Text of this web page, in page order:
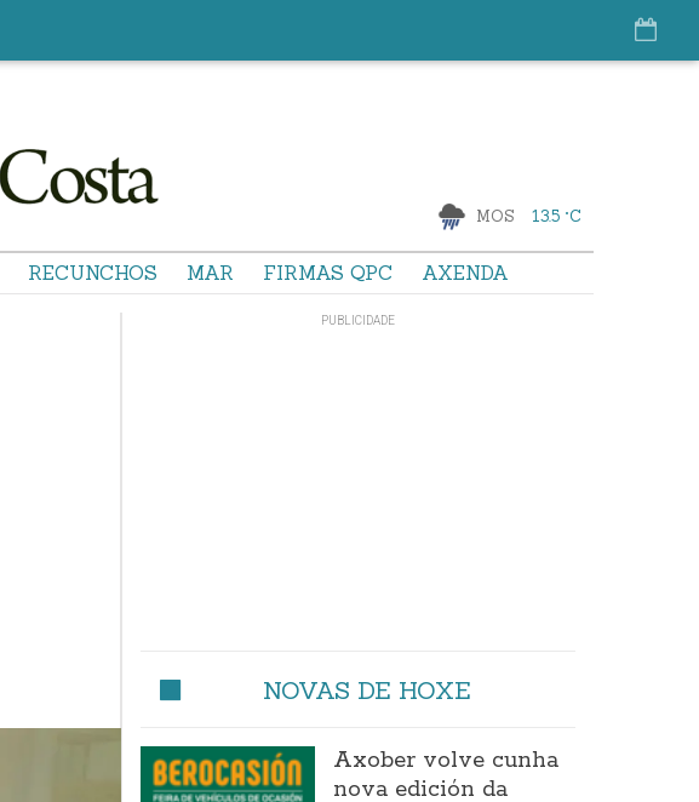
MOS 13.5 °C
RECUNCHOS MAR FIRMAS QPC AXENDA
NOVAS DE HOXE
Axober volve cunha
nova edición da